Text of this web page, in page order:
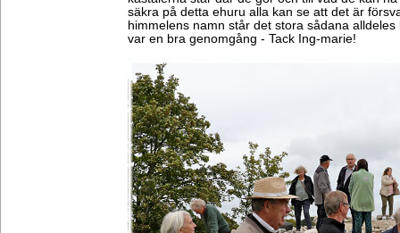
säkra på detta ehuru alla kan se att det är
himmelens namn står det stora sådana
var en bra genomgång - Tack Ing-marie!